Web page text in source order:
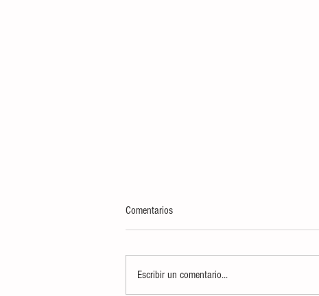
Comentarios
Escribir un comentario...